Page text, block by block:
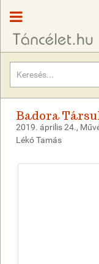
Badora
2019. április 24.,
Lékó Tamás